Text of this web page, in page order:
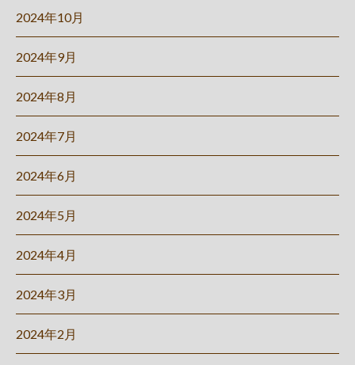
2024年10月
2024年9月
2024年8月
2024年7月
2024年6月
2024年5月
2024年4月
2024年3月
2024年2月